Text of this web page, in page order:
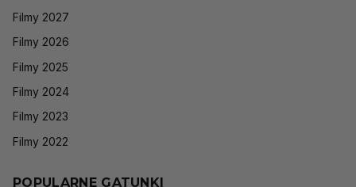
Filmy 2027
Filmy 2026
Filmy 2025
Filmy 2024
Filmy 2023
Filmy 2022
POPULARNE GATUNKI